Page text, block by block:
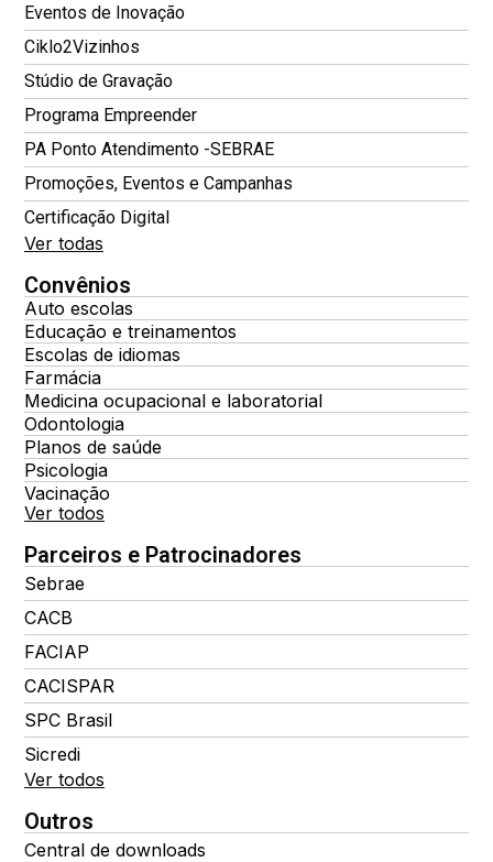
Eventos de Inovação
Ciklo2Vizinhos
Stúdio de Gravação
Programa Empreender
PA Ponto Atendimento -SEBRAE
Promoções, Eventos e Campanhas
Certificação Digital
Ver todas
Convênios
Auto escolas
Educação e treinamentos
Escolas de idiomas
Farmácia
Medicina ocupacional e laboratorial
Odontologia
Planos de saúde
Psicologia
Vacinação
Ver todos
Parceiros e Patrocinadores
Sebrae
CACB
FACIAP
CACISPAR
SPC Brasil
Sicredi
Ver todos
Outros
Central de downloads